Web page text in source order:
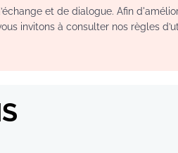
et de dialogue. Afin
invitons à consulter nos règles